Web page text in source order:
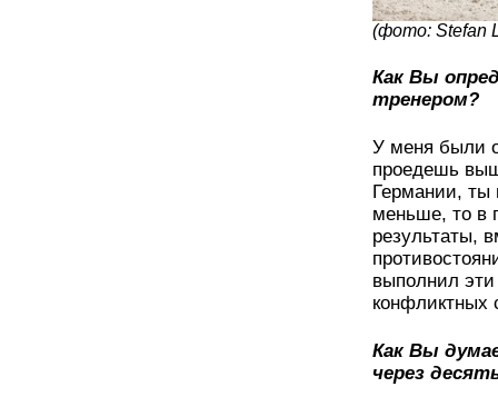
(фото: Stefan
Как Вы
тренером?
У меня были
проедешь
Германии, ты
меньше, то в
результаты,
выполнил
конфликтных
Как Вы
через